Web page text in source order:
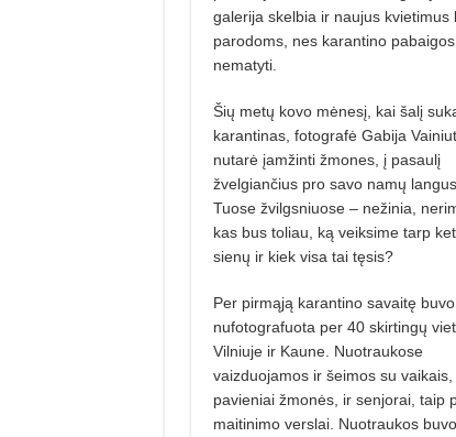
galerija skelbia ir naujus kvietimus
parodoms, nes karantino
nematyti.
Šių metų kovo mėnesį, kai šalį
karantinas, fotografė Gabija
nutarė įamžinti žmones, į pasaulį
žvelgiančius pro savo namų langus.
Tuose žvilgsniuose – nežinia,
kas bus toliau, ką veiksime tarp
sienų ir kiek visa tai tęsis?
Per pirmąją karantino savaitę buvo
nufotografuota per 40 skirtingų
Vilniuje ir Kaune. Nuotraukose
vaizduojamos ir šeimos su vaikais,
pavieniai žmonės, ir senjorai, taip
maitinimo verslai. Nuotraukos